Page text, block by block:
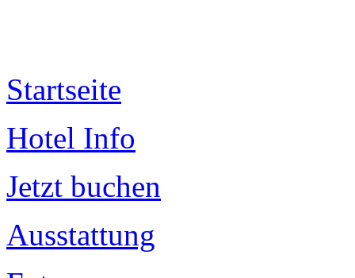
Startseite
Hotel Info
Jetzt buchen
Ausstattung